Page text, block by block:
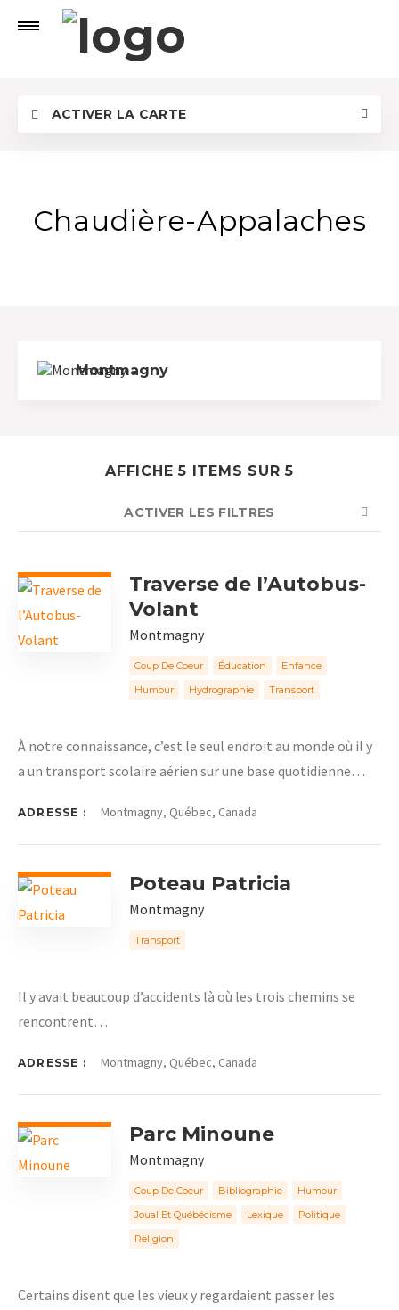
ACTIVER LA CARTE
Chaudière-Appalaches
Montmagny
AFFICHE 5 ITEMS SUR 5
ACTIVER LES FILTRES
NOMBRE
Traverse de l’Autobus-
Volant
Montmagny
Coup De Coeur Éducation
Enfance
Humour
Hydrographie Transport
À notre connaissance, c’est le seul endroit au monde où il y
a un transport scolaire aérien sur une base quotidienne…
ADRESSE : Montmagny, Québec, Canada
Poteau Patricia
Montmagny
Transport
Il y avait beaucoup d’accidents là où les trois chemins se
rencontrent…
ADRESSE : Montmagny, Québec, Canada
Parc Minoune
Montmagny
Coup De Coeur Bibliographie
Humour
Joual Et Québécisme
Lexique
Politique
Religion
Certains disent que les vieux y regardaient passer les